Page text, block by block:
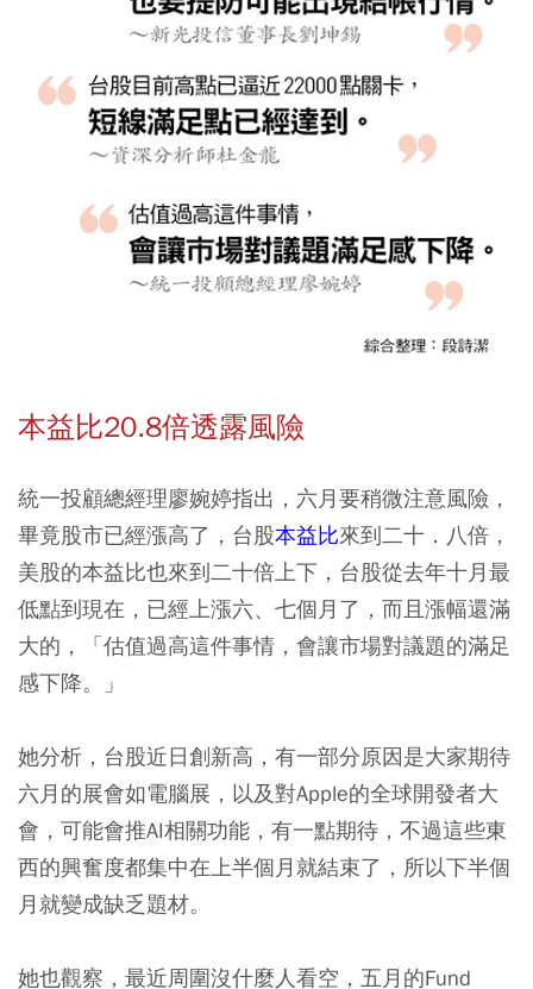
本益比20.8倍透露風險
統一投顧總經理廖婉婷指出，六月要稍微注意風險，
畢竟股市已經漲高了，台股本益比來到二十．八倍，
美股的本益比也來到二十倍上下，台股從去年十月最
低點到現在，已經上漲六、七個月了，而且漲幅還滿
大的，「估值過高這件事情，會讓市場對議題的滿足
感下降。」
她分析，台股近日創新高，有一部分原因是大家期待
六月的展會如電腦展，以及對Apple的全球開發者大
會，可能會推AI相關功能，有一點期待，不過這些東
西的興奮度都集中在上半個月就結束了，所以下半個
月就變成缺乏題材。
她也觀察，最近周圍沒什麼人看空，五月的Fund